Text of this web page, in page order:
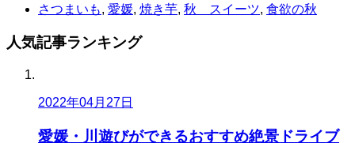
さつまいも, 愛媛, 焼き芋, 秋 スイーツ, 食欲の秋
人気記事ランキング
2022年04月27日
愛媛・川遊びができるおすすめ絶景ドライブ